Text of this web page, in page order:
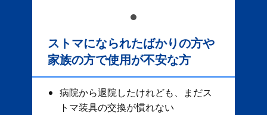
ストマになられたばかりの方や
家族の方で使用が不安な方
病院から退院したけれども、まだス
トマ装具の交換が慣れない